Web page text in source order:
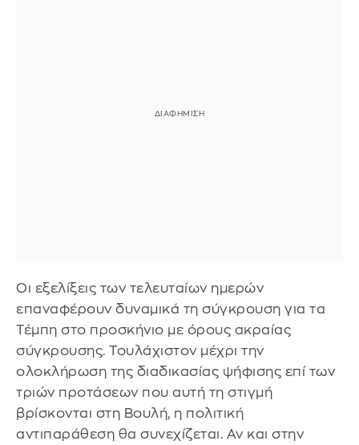
Οι εξελίξεις των τελευταίων ημερών
επαναφέρουν δυναμικά τη σύγκρουση για τα
Τέμπη στο προσκήνιο με όρους ακραίας
σύγκρουσης. Τουλάχιστον μέχρι την
ολοκλήρωση της διαδικασίας ψήφισης επί των
τριών προτάσεων που αυτή τη στιγμή
βρίσκονται στη Βουλή, η πολιτική
αντιπαράθεση θα συνεχίζεται. Αν και στην